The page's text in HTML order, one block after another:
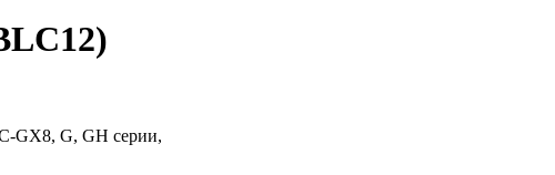
GX8, G, GH серии,